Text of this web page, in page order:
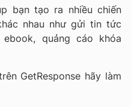
bạn tạo ra nhiều chiến
nhau như gửi tin tức
quảng cáo khóa
GetResponse hãy làm